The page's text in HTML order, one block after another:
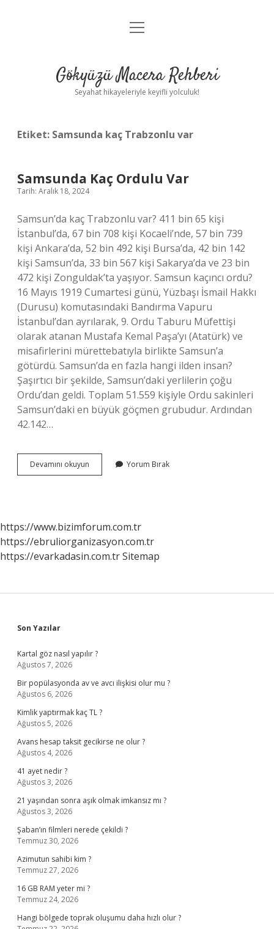
Anasayfa
Yasal Uyarı
menüyü
Gökyüzü Macera Rehberi
Seyahat hikayeleriyle keyifli yolculuk!
Etiket: Samsunda kaç Trabzonlu var
Samsunda Kaç Ordulu Var
Tarih: Aralık 18, 2024
Samsun’da kaç Trabzonlu var? 411 bin 65 kişi
İstanbul’da, 67 bin 708 kişi Kocaeli’nde, 57 bin 739
kişi Ankara’da, 52 bin 492 kişi Bursa’da, 42 bin 142
kişi Samsun’da, 33 bin 567 kişi Sakarya’da ve 23 bin
472 kişi Zonguldak’ta yaşıyor. Samsun kaçıncı ordu?
16 Mayıs 1919 Cumartesi günü, Yüzbaşı İsmail Hakkı
(Durusu) komutasındaki Bandırma Vapuru
İstanbul’dan ayrılarak, 9. Ordu Taburu Müfettişi
olarak atanan Mustafa Kemal Paşa’yı (Atatürk) ve
misafirlerini mürettebatıyla birlikte Samsun’a
götürdü. Samsun’da en fazla hangi ilden insan?
Şaşırtıcı bir şekilde, Samsun’daki yerlilerin çoğu
Ordu’dan geldi. Toplam 51.559 kişiyle Ordu sakinleri
Samsun’daki en büyük göçmen grubudur. Ardından
42.142…
Devamını okuyun Samsunda
Kaç
Yorum Bırak
https://www.bizimforum.com.tr
https://ebruliorganizasyon.com.tr
https://evarkadasin.com.trSitemap
Sidebar
Son Yazılar
Kartal göz nasıl yapılır ?
Ağustos 7, 2026
Bir popülasyonda av ve avcı ilişkisi olur mu ?
Ağustos 6, 2026
Kimlik yaptırmak kaç TL ?
Ağustos 5, 2026
Avans hesap taksit gecikirse ne olur ?
Ağustos 4, 2026
41 ayet nedir ?
Ağustos 3, 2026
21 yaşından sonra aşık olmak imkansız mı ?
Ağustos 3, 2026
Şaban’ın filmleri nerede çekildi ?
Temmuz 30, 2026
Azimutun sahibi kim ?
Temmuz 27, 2026
16 GB RAM yeter mi ?
Temmuz 24, 2026
Hangi bölgede toprak oluşumu daha hızlı olur ?